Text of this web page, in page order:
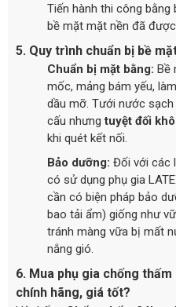
Tiến hành thi công bằng
bề mặt mặt nền đã
5. Quy trình chuẩn bị bề
Chuẩn bị mặt bằng: Bề
mốc, mảng bám yếu,
dầu mỡ. Tưới nước
cấu nhưngtuyệt đối
khi quét kết nối.
Bảo dưỡng: Đối với các
có sử dụng phụ gia
cần có biện pháp bảo
bao tải ẩm) giống như
tránh màng vữa bị mất
nắng gió.
6. Mua phụ gia chống thấm
chính hãng, giá tốt?